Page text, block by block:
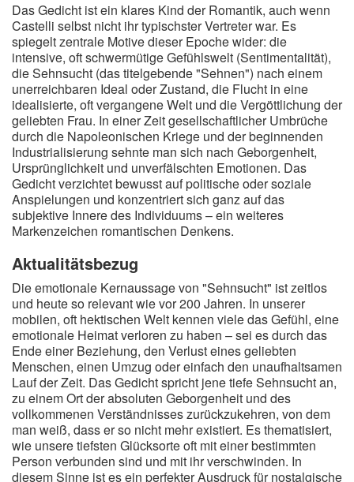
Das Gedicht ist ein klares Kind der Romantik, auch wenn
Castelli selbst nicht ihr typischster Vertreter war. Es
spiegelt zentrale Motive dieser Epoche wider: die
intensive, oft schwermütige Gefühlswelt (Sentimentalität),
die Sehnsucht (das titelgebende "Sehnen") nach einem
unerreichbaren Ideal oder Zustand, die Flucht in eine
idealisierte, oft vergangene Welt und die Vergöttlichung der
geliebten Frau. In einer Zeit gesellschaftlicher Umbrüche
durch die Napoleonischen Kriege und der beginnenden
Industrialisierung sehnte man sich nach Geborgenheit,
Ursprünglichkeit und unverfälschten Emotionen. Das
Gedicht verzichtet bewusst auf politische oder soziale
Anspielungen und konzentriert sich ganz auf das
subjektive Innere des Individuums – ein weiteres
Markenzeichen romantischen Denkens.
Aktualitätsbezug
Die emotionale Kernaussage von "Sehnsucht" ist zeitlos
und heute so relevant wie vor 200 Jahren. In unserer
mobilen, oft hektischen Welt kennen viele das Gefühl, eine
emotionale Heimat verloren zu haben – sei es durch das
Ende einer Beziehung, den Verlust eines geliebten
Menschen, einen Umzug oder einfach den unaufhaltsamen
Lauf der Zeit. Das Gedicht spricht jene tiefe Sehnsucht an,
zu einem Ort der absoluten Geborgenheit und des
vollkommenen Verständnisses zurückzukehren, von dem
man weiß, dass er so nicht mehr existiert. Es thematisiert,
wie unsere tiefsten Glücksorte oft mit einer bestimmten
Person verbunden sind und mit ihr verschwinden. In
diesem Sinne ist es ein perfekter Ausdruck für nostalgische